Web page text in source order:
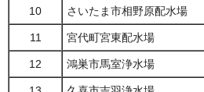
10 さいたま市相野原配水場
11 宮代町宮東配水場
12 鴻巣市馬室浄水場